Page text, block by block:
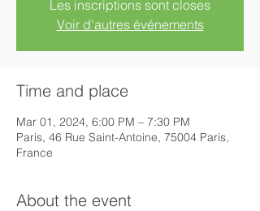
Les inscriptions sont closes
Voir d'autres événements
Time and place
Mar 01, 2024, 6:00 PM – 7:30 PM
Paris, 46 Rue Saint-Antoine, 75004 Paris,
France
About the event